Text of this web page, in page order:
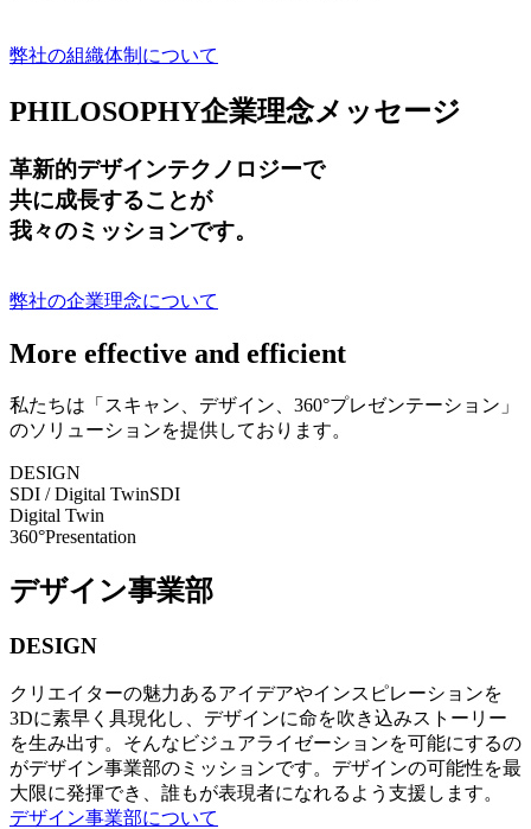
弊社の組織体制について
PHILOSOPHY企業理念メッセージ
革新的デザインテクノロジーで
共に成長することが
我々のミッションです。
弊社の企業理念について
More effective and efficient
私たちは「スキャン、デザイン、360°プレゼンテーション」
のソリューションを提供しております。
DESIGN
SDI / Digital TwinSDI
Digital Twin
360°Presentation
デザイン事業部
DESIGN
クリエイターの魅力あるアイデアやインスピレーションを
3Dに素早く具現化し、デザインに命を吹き込みストーリー
を生み出す。そんなビジュアライゼーションを可能にするの
がデザイン事業部のミッションです。デザインの可能性を最
大限に発揮でき、誰もが表現者になれるよう支援します。
デザイン事業部について